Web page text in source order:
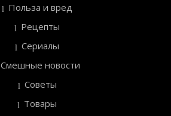
Польза и вред
Рецепты
Сериалы
Смешные новости
Советы
Товары